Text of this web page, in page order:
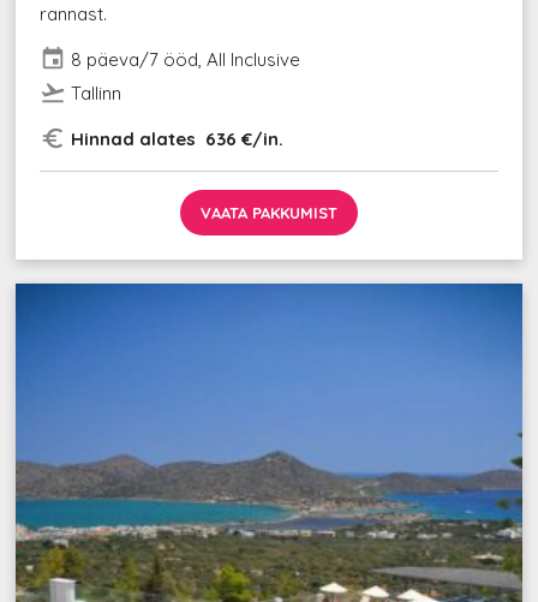
rannast.
event 8 päeva/7 ööd, All Inclusive
flight_takeoff Tallinn
euro_symbol Hinnad alates 636 €/in.
VAATA PAKKUMIST